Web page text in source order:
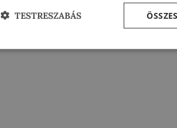
TESTRESZABÁS